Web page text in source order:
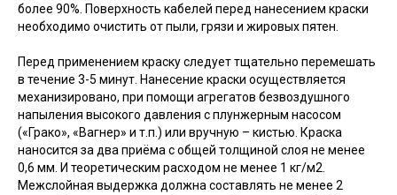
более 90%. Поверхность кабелей перед нанесением краски
необходимо очистить от пыли, грязи и жировых пятен.
Перед применением краску следует тщательно перемешать
в течение 3-5 минут. Нанесение краски осуществляется
механизировано, при помощи агрегатов безвоздушного
напыления высокого давления с плунжерным насосом
(«Грако», «Вагнер» и т.п.) или вручную – кистью. Краска
наносится за два приёма с общей толщиной слоя не менее
0,6 мм. И теоретическим расходом не менее 1 кг/м2.
Межслойная выдержка должна составлять не менее 2